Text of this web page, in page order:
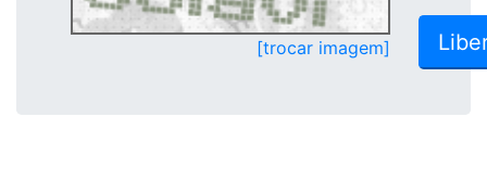
[trocar imagem]